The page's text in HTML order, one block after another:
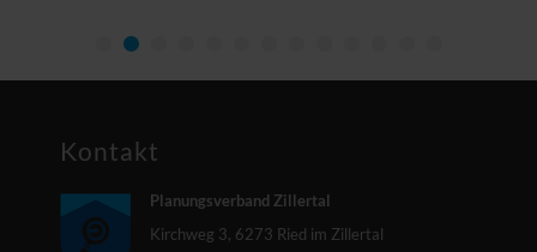
Kontakt
Planungsverband Zillertal
Kirchweg 3, 6273 Ried im Zillertal